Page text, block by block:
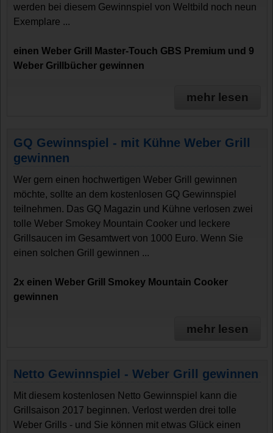
werden bei diesem Gewinnspiel von Weltbild noch neun
Exemplare ...
einen Weber Grill Master-Touch GBS Premium und 9
Weber Grillbücher gewinnen
mehr lesen
GQ Gewinnspiel - mit Kühne Weber Grill
gewinnen
Wer gern einen hochwertigen Weber Grill gewinnen
möchte, sollte an dem kostenlosen GQ Gewinnspiel
teilnehmen. Das GQ Magazin und Kühne verlosen zwei
tolle Weber Smokey Mountain Cooker und leckere
Grillsaucen im Gesamtwert von 1000 Euro. Wenn Sie
einen solchen Grill gewinnen ...
2x einen Weber Grill Smokey Mountain Cooker
gewinnen
mehr lesen
Netto Gewinnspiel - Weber Grill gewinnen
Mit diesem kostenlosen Netto Gewinnspiel kann die
Grillsaison 2017 beginnen. Verlost werden drei tolle
Weber Grills - und Sie können mit etwas Glück einen